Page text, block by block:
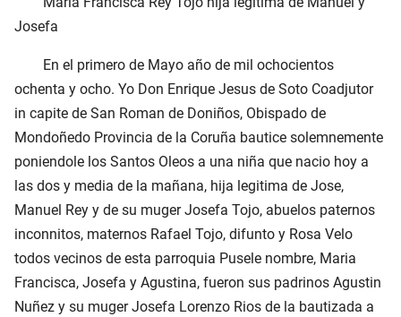
Josefa
En el primero de Mayo año de mil ochocientos
ochenta y ocho. Yo Don Enrique Jesus de Soto Coadjutor
in capite de San Roman de Doniños, Obispado de
Mondoñedo Provincia de la Coruña bautice solemnemente
poniendole los Santos Oleos a una niña que nacio hoy a
las dos y media de la mañana, hija legitima de Jose,
Manuel Rey y de su muger Josefa Tojo, abuelos paternos
inconnitos, maternos Rafael Tojo, difunto y Rosa Velo
todos vecinos de esta parroquia Pusele nombre, Maria
Francisca, Josefa y Agustina, fueron sus padrinos Agustin
Nuñez y su muger Josefa Lorenzo Rios de la bautizada a